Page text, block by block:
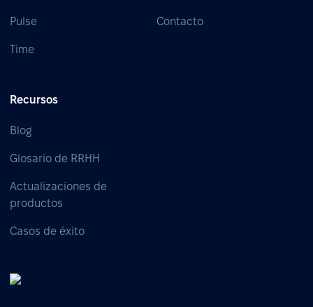
Pulse
Time
Contacto
Recursos
Blog
Glosario de RRHH
Actualizaciones de
productos
Casos de éxito